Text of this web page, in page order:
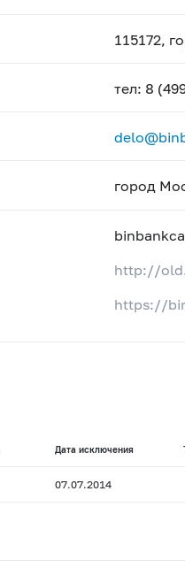
115172,
тел: 8
город
http://
https://
Дата исключения
07.07.2014